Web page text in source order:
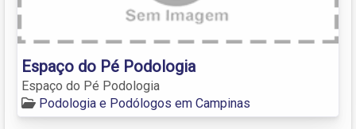
Espaço do Pé Podologia
Espaço do Pé Podologia
Podologia e Podólogos em Campinas